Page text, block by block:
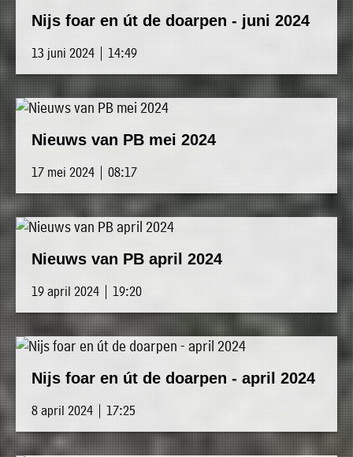
Nijs foar en út de doarpen - juni 2024
13 juni 2024 | 14:49
Nieuws van PB mei 2024
17 mei 2024 | 08:17
Nieuws van PB april 2024
19 april 2024 | 19:20
Nijs foar en út de doarpen - april 2024
8 april 2024 | 17:25